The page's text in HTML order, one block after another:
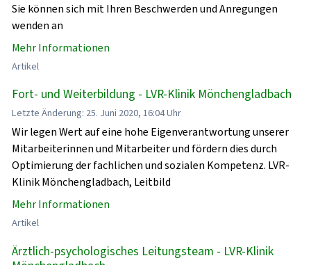
Sie können sich mit Ihren Beschwerden und Anregungen
wenden an
Mehr Informationen
Artikel
Fort- und Weiterbildung - LVR-Klinik Mönchengladbach
Letzte Änderung: 25. Juni 2020, 16:04 Uhr
Wir legen Wert auf eine hohe Eigenverantwortung unserer
Mitarbeiterinnen und Mitarbeiter und fördern dies durch
Optimierung der fachlichen und sozialen Kompetenz. LVR-
Klinik Mönchengladbach, Leitbild
Mehr Informationen
Artikel
Ärztlich-psychologisches Leitungsteam - LVR-Klinik